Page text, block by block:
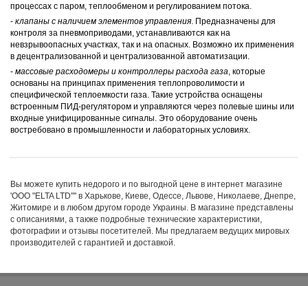
процессах с паром, теплообменом и регулированием потока.
- клапаны с наличием элементов управления. Предназначены для
контроля за пневмоприводами, устанавливаются как на
невзрывоопасных участках, так и на опасных. Возможно их применения
в децентрализованной и централизованной автоматизации.
- массовые расходомеры и контроллеры расхода газа, которые
основаны на принципах применения теплопроволимости и
специфической теплоемкости газа. Такие устройства оснащены
встроенным ПИД-регулятором и управляются через полевые шины или
входные унифицированные сигналы. Это оборудование очень
востребовано в промышленности и лабораторных условиях.
Вы можете купить недорого и по выгодной цене в интернет магазине
'ООО "ELTA LTD"'' в Харькове, Киеве, Одессе, Львове, Николаеве, Днепре,
Житомире и в любом другом городе Украины. В магазине представлены
с описаниями, а также подробные технические характеристики,
фотографии и отзывы посетителей. Мы предлагаем ведущих мировых
производителей с гарантией и доставкой.